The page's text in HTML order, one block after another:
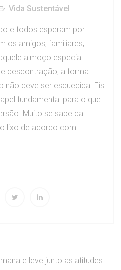
Vida Sustentável
e todos esperam por
os amigos, familiares,
almoço especial.
descontração, a forma
não deve ser esquecida. Eis
fundamental para o que
Muito se sabe da
lixo de acordo com...